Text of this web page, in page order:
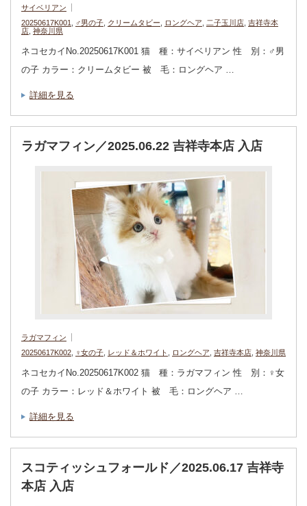
サイベリアン
20250617K001, ♂男の子, クリームタビー, ロングヘア, 二子玉川店, 吉祥寺本
店, 神奈川県
ネコセカイNo.20250617K001 猫 種：サイベリアン 性 別：♂男
の子 カラー：クリームタビー 被 毛：ロングヘア …
詳細を見る
ラガマフィン／2025.06.22 吉祥寺本店 入店
ラガマフィン
20250617K002
♀女の子 レッド＆ホワイト ロングヘア 吉祥寺本店 神奈川県
ネコセカイNo.20250617K002 猫 種：ラガマフィン 性 別：♀女
の子 カラー：レッド＆ホワイト 被 毛：ロングヘア …
詳細を見る
スコティッシュフォールド／2025.06.17 吉祥寺
本店 入店